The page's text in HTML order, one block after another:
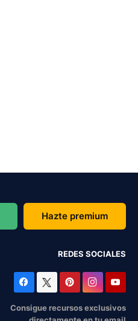
Hazte premium
REDES SOCIALES
Consigue recursos exclusivos